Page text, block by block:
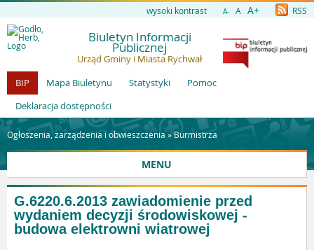
wysoki kontrast A- A A+ RSS
Biuletyn Informacji
Publicznej
Urząd Gminy i Miasta Rychwał
BIP
Mapa Biuletynu Statystyki
Pomoc
Deklaracja dostępności
Ogłoszenia, zarządzenia i obwieszczenia » Burmistrza
MENU
G.6220.6.2013 zawiadomienie przed
wydaniem decyzji środowiskowej -
budowa elektrowni wiatrowej